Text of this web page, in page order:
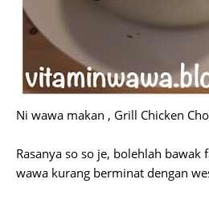
Ni wawa makan , Grill Chicken
Rasanya so so je, bolehlah
wawa kurang berminat dengan